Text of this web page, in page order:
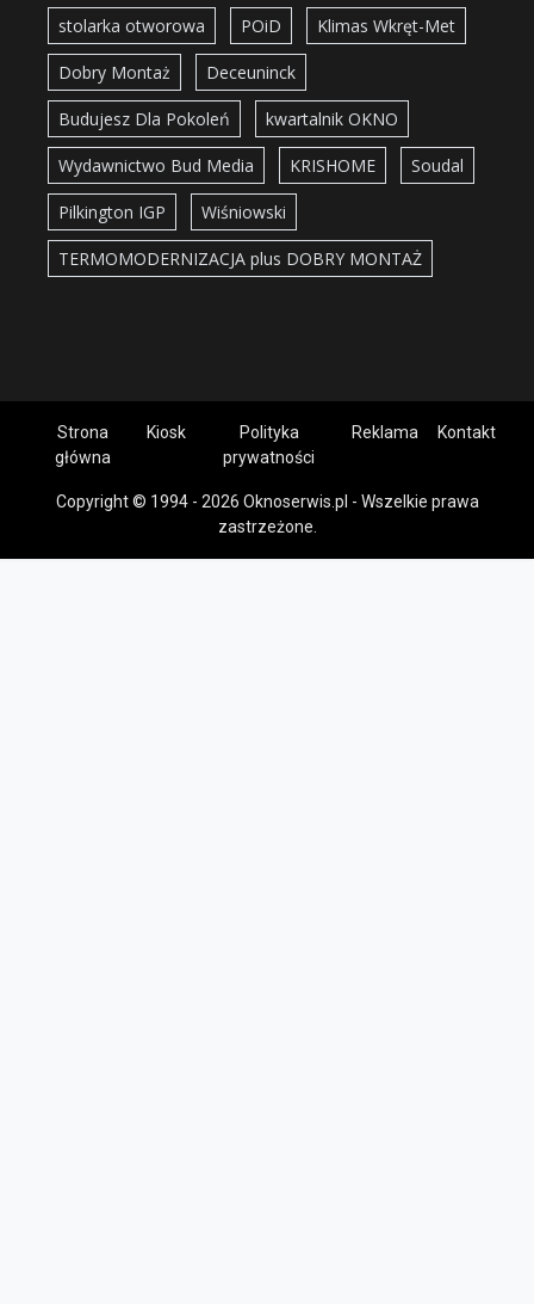
stolarka otworowa POiD Klimas Wkręt-Met
Dobry Montaż Deceuninck
Budujesz Dla Pokoleń kwartalnik OKNO
Wydawnictwo Bud Media KRISHOME Soudal
Pilkington IGP Wiśniowski
TERMOMODERNIZACJA plus DOBRY MONTAŻ
Strona
główna
Kiosk
Polityka
prywatności
Reklama Kontakt
Copyright © 1994 - 2026 Oknoserwis.pl - Wszelkie prawa
zastrzeżone.